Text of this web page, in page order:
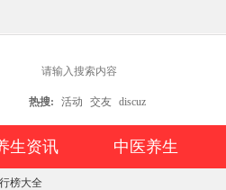
热搜: 活动 交友 discuz
生资讯 中医养生
榜大全